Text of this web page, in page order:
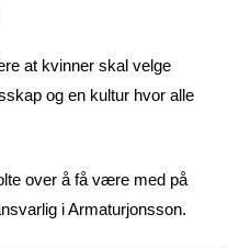
at kvinner skal velge
og en kultur hvor alle
over å få være med på
i Armaturjonsson.